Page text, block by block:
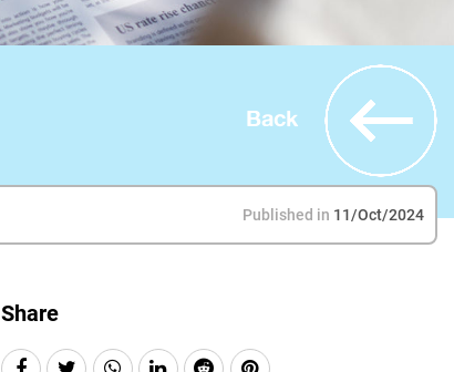
Back
Published in 11/Oct/2024
Share